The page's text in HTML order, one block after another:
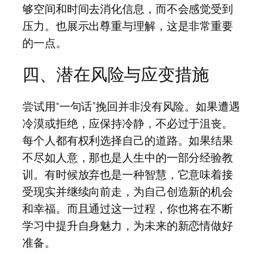
够空间和时间去消化信息，而不会感觉受到
压力。也展示出尊重与理解，这是非常重要
的一点。
四、潜在风险与应变措施
尝试用“一句话”挽回并非没有风险。如果遭遇
冷漠或拒绝，应保持冷静，不必过于沮丧。
每个人都有权利选择自己的道路。如果结果
不尽如人意，那也是人生中的一部分经验教
训。有时候放弃也是一种智慧，它意味着接
受现实并继续向前走，为自己创造新的机会
和幸福。而且通过这一过程，你也将在不断
学习中提升自身魅力，为未来的新恋情做好
准备。